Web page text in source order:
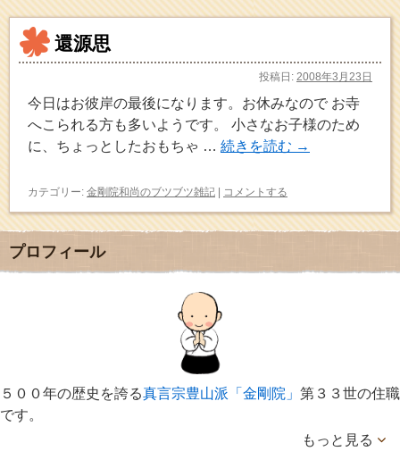
還源思
投稿日: 2008年3月23日
今日はお彼岸の最後になります。お休みなので お寺
へこられる方も多いようです。 小さなお子様のため
に、ちょっとしたおもちゃ … 続きを読む →
カテゴリー: 金剛院和尚のブツブツ雑記 | コメントする
プロフィール
５００年の歴史を誇る真言宗豊山派「金剛院」 第３３世の住職
です。
もっと見る